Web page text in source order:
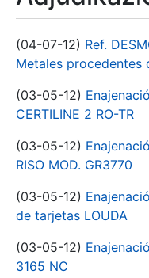
(04-07-12) Ref.
Metales procedentes
(03-05-12)
CERTILINE 2 RO-TR
(03-05-12)
RISO MOD. GR3770
(03-05-12)
de tarjetas LOUDA
(03-05-12)
3165 NC